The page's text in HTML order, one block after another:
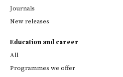
Journals
New releases
Education and career
All
Programmes we offer